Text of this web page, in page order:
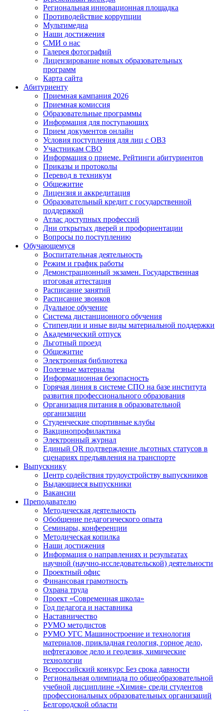
Региональная инновационная площадка
Противодействие коррупции
Мультимедиа
Наши достижения
СМИ о нас
Галерея фотографий
Лицензирование новых образовательных
программ
Карта сайта
Абитуриенту
Приемная кампания 2026
Приемная комиссия
Образовательные программы
Информация для поступающих
Прием документов онлайн
Условия поступления для лиц с ОВЗ
Участникам СВО
Информация о приеме. Рейтинги абитуриентов
Приказы и протоколы
Перевод в техникум
Общежитие
Лицензия и аккредитация
Образовательный кредит с государственной
поддержкой
Атлас доступных профессий
Дни открытых дверей и профориентации
Вопросы по поступлению
Обучающемуся
Воспитательная деятельность
Режим и график работы
Демонстрационный экзамен. Государственная
итоговая аттестация
Расписание занятий
Расписание звонков
Дуальное обучение
Система дистанционного обучения
Стипендии и иные виды материальной поддержки
Академический отпуск
Льготный проезд
Общежитие
Электронная библиотека
Полезные материалы
Информационная безопасность
Горячая линия в системе СПО на базе института
развития профессионального образования
Организация питания в образовательной
организации
Студенческие спортивные клубы
Вакцинопрофилактика
Электронный журнал
Единый QR подтверждение льготных статусов в
сценариях предъявления на транспорте
Выпускнику
Центр содействия трудоустройству выпускников
Выдающиеся выпускники
Вакансии
Преподавателю
Методическая деятельность
Обобщение педагогического опыта
Семинары, конференции
Методическая копилка
Наши достижения
Информация о направлениях и результатах
научной (научно-исследовательской) деятельности
Проектный офис
Финансовая грамотность
Охрана труда
Проект «Современная школа»
Год педагога и наставника
Наставничество
РУМО методистов
РУМО УГС Машиностроение и технология
материалов, прикладная геология, горное дело,
нефтегазовое дело и геодезия, химические
технологии
Всероссийский конкурс Без срока давности
Региональная олимпиада по общеобразовательной
учебной дисциплине «Химия» среди студентов
профессиональных образовательных организаций
Белгородской области